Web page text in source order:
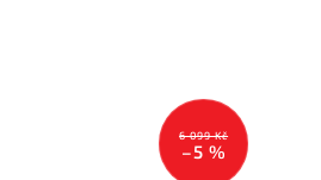
6 099 Kč
–5 %